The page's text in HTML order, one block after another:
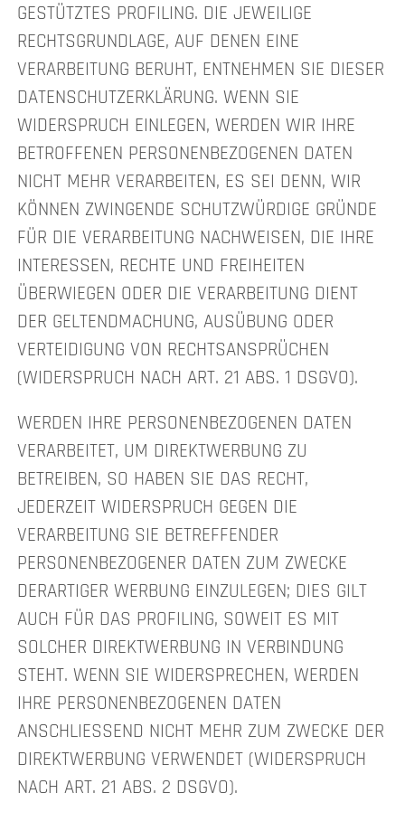
GESTÜTZTES PROFILING. DIE JEWEILIGE
RECHTSGRUNDLAGE, AUF DENEN EINE
VERARBEITUNG BERUHT, ENTNEHMEN SIE DIESER
DATENSCHUTZERKLÄRUNG. WENN SIE
WIDERSPRUCH EINLEGEN, WERDEN WIR IHRE
BETROFFENEN PERSONENBEZOGENEN DATEN
NICHT MEHR VERARBEITEN, ES SEI DENN, WIR
KÖNNEN ZWINGENDE SCHUTZWÜRDIGE GRÜNDE
FÜR DIE VERARBEITUNG NACHWEISEN, DIE IHRE
INTERESSEN, RECHTE UND FREIHEITEN
ÜBERWIEGEN ODER DIE VERARBEITUNG DIENT
DER GELTENDMACHUNG, AUSÜBUNG ODER
VERTEIDIGUNG VON RECHTSANSPRÜCHEN
(WIDERSPRUCH NACH ART. 21 ABS. 1 DSGVO).
WERDEN IHRE PERSONENBEZOGENEN DATEN
VERARBEITET, UM DIREKTWERBUNG ZU
BETREIBEN, SO HABEN SIE DAS RECHT,
JEDERZEIT WIDERSPRUCH GEGEN DIE
VERARBEITUNG SIE BETREFFENDER
PERSONENBEZOGENER DATEN ZUM ZWECKE
DERARTIGER WERBUNG EINZULEGEN; DIES GILT
AUCH FÜR DAS PROFILING, SOWEIT ES MIT
SOLCHER DIREKTWERBUNG IN VERBINDUNG
STEHT. WENN SIE WIDERSPRECHEN, WERDEN
IHRE PERSONENBEZOGENEN DATEN
ANSCHLIESSEND NICHT MEHR ZUM ZWECKE DER
DIREKTWERBUNG VERWENDET (WIDERSPRUCH
NACH ART. 21 ABS. 2 DSGVO).